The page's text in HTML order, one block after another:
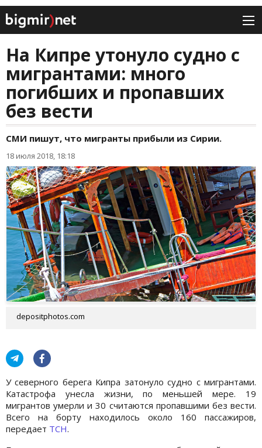
На Кипре утонуло судно с
мигрантами: много
погибших и пропавших
без вести
СМИ пишут, что мигранты прибыли из Сирии.
18 июля 2018, 18:18
depositphotos.com
У северного берега Кипра затонуло судно с мигрантами.
Катастрофа унесла жизни, по меньшей мере. 19
мигрантов умерли и 30 считаются пропавшими без вести.
Всего на борту находилось около 160 пассажиров,
передает ТСН.